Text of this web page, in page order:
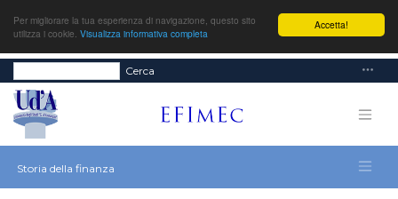
Accetta!
Per migliorare la tua esperienza di navigazione, questo sito
utilizza i cookie. Visualizza informativa completa
Cerca
Storia della finanza